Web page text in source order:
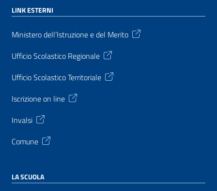
LINK ESTERNI
Ministero dell’Istruzione e del Merito
Ufficio Scolastico Regionale
Ufficio Scolastico Territoriale
Iscrizione on line
Invalsi
Comune
LA SCUOLA